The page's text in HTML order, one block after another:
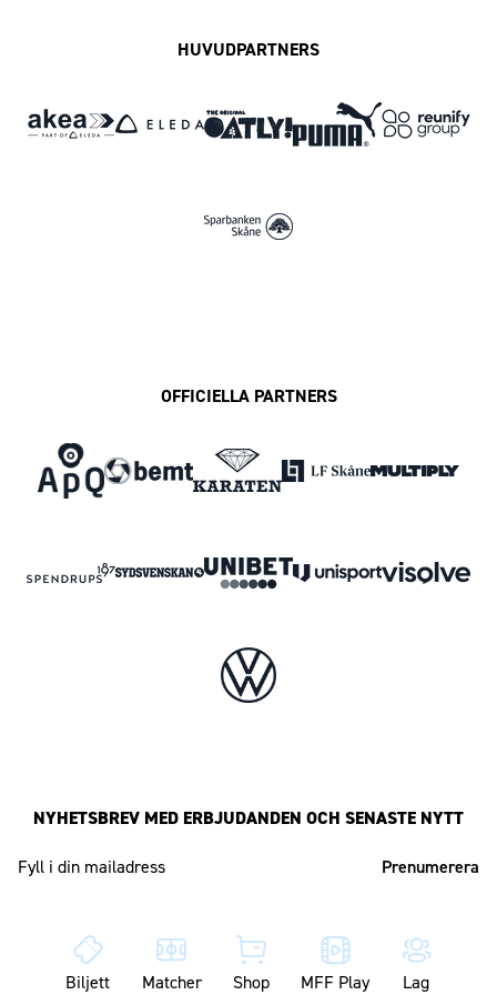
HUVUDPARTNERS
OFFICIELLA PARTNERS
NYHETSBREV MED ERBJUDANDEN OCH SENASTE NYTT
Biljett Matcher Shop MFF Play Lag